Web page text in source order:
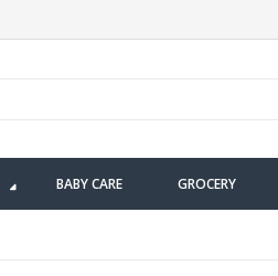
BABY CARE GROCERY